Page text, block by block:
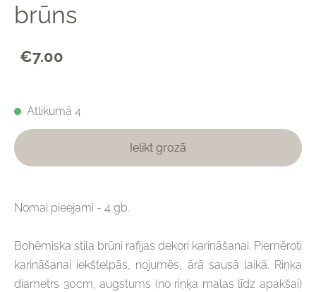
brūns
€7.00
Atlikumā 4
Ielikt grozā
Nomai pieejami - 4 gb.
Bohēmiska stila brūni rafijas dekori karināšanai. Piemēroti
karināšanai iekštelpās, nojumēs, ārā sausā laikā. Riņķa
diametrs 30cm, augstums (no riņķa malas līdz apakšai)